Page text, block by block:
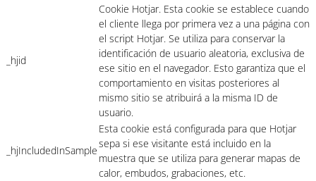
_hjid
Cookie Hotjar. Esta cookie se establece cuando
el cliente llega por primera vez a una página con
el script Hotjar. Se utiliza para conservar la
identificación de usuario aleatoria, exclusiva de
ese sitio en el navegador. Esto garantiza que el
comportamiento en visitas posteriores al
mismo sitio se atribuirá a la misma ID de
usuario.
_hjIncludedInSample
Esta cookie está configurada para que Hotjar
sepa si ese visitante está incluido en la
muestra que se utiliza para generar mapas de
calor, embudos, grabaciones, etc.